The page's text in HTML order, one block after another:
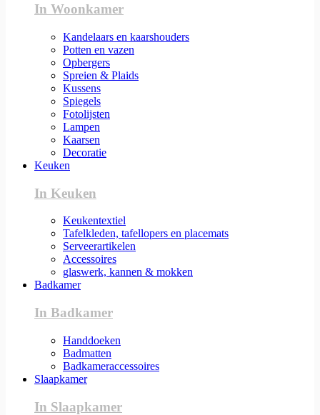
In Woonkamer
Kandelaars en kaarshouders
Potten en vazen
Opbergers
Spreien & Plaids
Kussens
Spiegels
Fotolijsten
Lampen
Kaarsen
Decoratie
Keuken
In Keuken
Keukentextiel
Tafelkleden, tafellopers en placemats
Serveerartikelen
Accessoires
glaswerk, kannen & mokken
Badkamer
In Badkamer
Handdoeken
Badmatten
Badkameraccessoires
Slaapkamer
In Slaapkamer